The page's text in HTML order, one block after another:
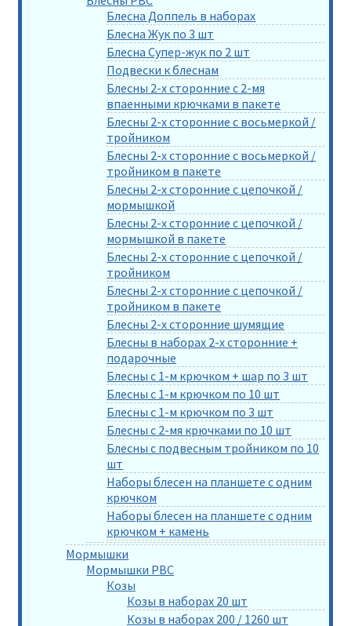
Блесна Доппель в наборах
Блесна Жук по 3 шт
Блесна Супер-жук по 2 шт
Подвески к блеснам
Блесны 2-х сторонние с 2-мя
впаенными крючками в пакете
Блесны 2-х сторонние с восьмеркой /
тройником
Блесны 2-х сторонние с восьмеркой /
тройником в пакете
Блесны 2-х сторонние с цепочкой /
мормышкой
Блесны 2-х сторонние с цепочкой /
мормышкой в пакете
Блесны 2-х сторонние с цепочкой /
тройником
Блесны 2-х сторонние с цепочкой /
тройником в пакете
Блесны 2-х сторонние шумящие
Блесны в наборах 2-х сторонние +
подарочные
Блесны с 1-м крючком + шар по 3 шт
Блесны с 1-м крючком по 10 шт
Блесны с 1-м крючком по 3 шт
Блесны с 2-мя крючками по 10 шт
Блесны с подвесным тройником по 10
шт
Наборы блесен на планшете с одним
крючком
Наборы блесен на планшете с одним
крючком + камень
Мормышки
Мормышки РВС
Козы
Козы в наборах 20 шт
Козы в наборах 200 / 1260 шт